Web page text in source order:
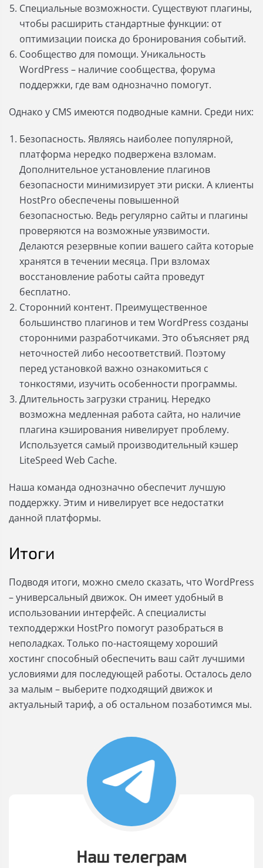
Специальные возможности. Существуют плагины,
чтобы расширить стандартные функции: от
оптимизации поиска до бронирования событий.
Сообщество для помощи. Уникальность
WordPress – наличие сообщества, форума
поддержки, где вам однозначно помогут.
Однако у CMS имеются подводные камни. Среди них:
Безопасность. Являясь наиболее популярной,
платформа нередко подвержена взломам.
Дополнительное установление плагинов
безопасности минимизирует эти риски. А клиенты
HostPro обеспечены повышенной
безопасностью. Ведь регулярно сайты и плагины
проверяются на возможные уязвимости.
Делаются резервные копии вашего сайта которые
хранятся в течении месяца. При взломах
восстановление работы сайта проведут
бесплатно.
Сторонний контент. Преимущественное
большинство плагинов и тем WordPress созданы
сторонними разработчиками. Это объясняет ряд
неточностей либо несоответствий. Поэтому
перед установкой важно ознакомиться с
тонкостями, изучить особенности программы.
Длительность загрузки страниц. Нередко
возможна медленная работа сайта, но наличие
плагина кэширования нивелирует проблему.
Используется самый производительный кэшер
LiteSpeed Web Cache.
Наша команда однозначно обеспечит лучшую
поддержку. Этим и нивелирует все недостатки
данной платформы.
Итоги
Подводя итоги, можно смело сказать, что WordPress
– универсальный движок. Он имеет удобный в
использовании интерфейс. А специалисты
техподдержки HostPro помогут разобраться в
неполадках. Только по-настоящему хороший
хостинг способный обеспечить ваш сайт лучшими
условиями для последующей работы. Осталось дело
за малым – выберите подходящий движок и
актуальный тариф, а об остальном позаботимся мы.
Наш телеграм